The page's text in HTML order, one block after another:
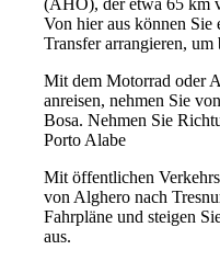
(AHO), der etwa 65 km
Von hier aus können Sie
Transfer arrangieren,
Mit dem Motorrad oder
anreisen, nehmen Sie
Bosa. Nehmen Sie
Porto Alabe
Mit öffentlichen
von Alghero nach
Fahrpläne und steigen
aus.